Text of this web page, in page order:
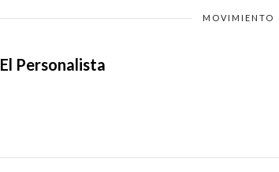
MOVIMIENTO
El Personalista